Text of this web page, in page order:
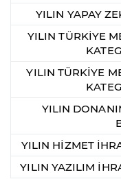
YILIN YAPAY
YILIN TÜRKİYE
YILIN TÜRKİYE
YILIN
YILIN HİZMET
YILIN YAZILIM